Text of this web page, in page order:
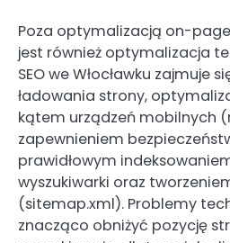
Poza optymalizacją on-
jest również optymalizacja
SEO we Włocławku zajmuje
ładowania strony,
kątem urządzeń mobilnych
zapewnieniem
prawidłowym
wyszukiwarki oraz
(sitemap.xml). Problemy
znacząco obniżyć pozycję